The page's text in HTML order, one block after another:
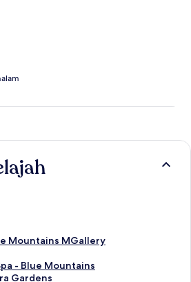
Mountains MGallery
- Blue Mountains
Gardens